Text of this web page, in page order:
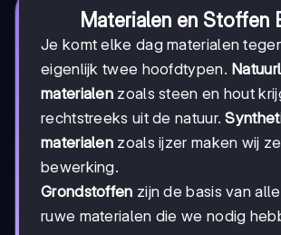
Materialen en Stoffen
Je komt elke dag materialen
eigenlijk twee hoofdtypen.
materialen zoals steen en hout
rechtstreeks uit de natuur.
materialen zoals ijzer maken wij
bewerking.
Grondstoffen zijn de basis van
ruwe materialen die we nodig